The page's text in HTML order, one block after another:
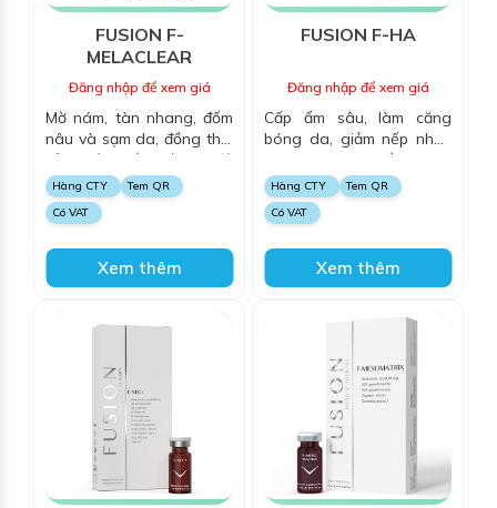
FUSION F-
MELACLEAR
Đăng nhập để xem giá
Mờ nám, tàn nhang, đốm
nâu và sạm da, đồng thời
cải thiện sắc tố và độ
sáng da.
Hàng CTY
Tem QR
Có VAT
Xem thêm
FUSION F-HA
Đăng nhập để xem giá
Cấp ẩm sâu, làm căng
bóng da, giảm nếp nhăn
và kích thích tổng hợp
collagen, mang lại làn da
mềm mại, săn chắc và tươi
trẻ.
Hàng CTY
Tem QR
Có VAT
Xem thêm